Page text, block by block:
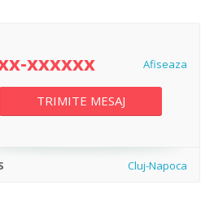
xxxxxx Afiseaza
TRIMITE MESAJ
Cluj-Napoca